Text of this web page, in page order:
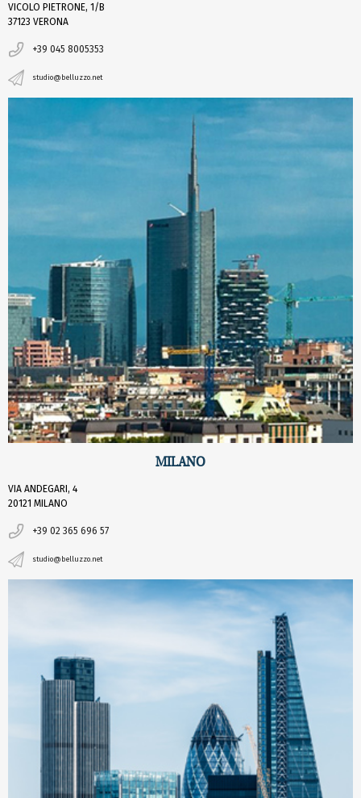
VICOLO PIETRONE, 1/B
37123 VERONA
+39 045 8005353
studio@belluzzo.net
MILANO
VIA ANDEGARI, 4
20121 MILANO
+39 02 365 696 57
studio@belluzzo.net